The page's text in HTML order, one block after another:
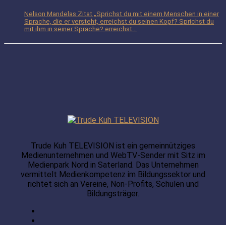
Nelson Mandelas Zitat „Sprichst du mit einem Menschen in einer
Sprache, die er versteht, erreichst du seinen Kopf? Sprichst du
mit ihm in seiner Sprache? erreichst...
Trude Kuh TELEVISION ist ein gemeinnütziges
Medienunternehmen und WebTV-Sender mit Sitz im
Medienpark Nord in Saterland. Das Unternehmen
vermittelt Medienkompetenz im Bildungssektor und
richtet sich an Vereine, Non-Profits, Schulen und
Bildungsträger.